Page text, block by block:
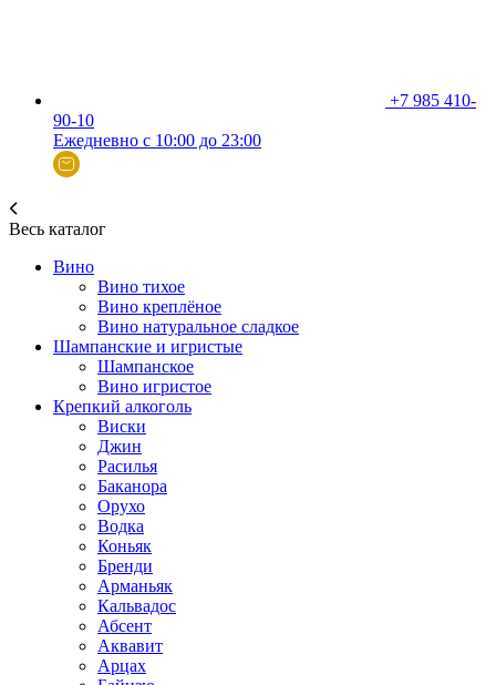
+7 985 410-
90-10
Ежедневно с 10:00 до 23:00
Весь каталог
Вино
Вино тихое
Вино креплёное
Вино натуральное сладкое
Шампанские и игристые
Шампанское
Вино игристое
Крепкий алкоголь
Виски
Джин
Расилья
Баканора
Орухо
Водка
Коньяк
Бренди
Арманьяк
Кальвадос
Абсент
Аквавит
Арцах